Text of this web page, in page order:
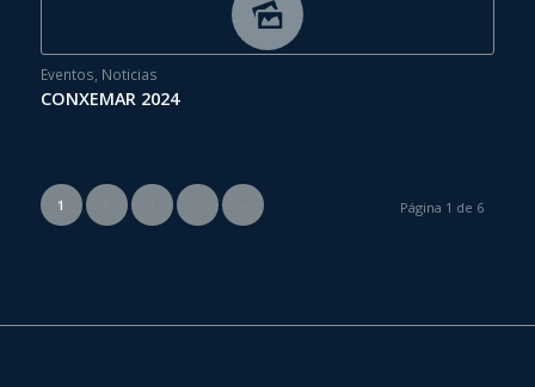
Eventos Noticias
CONXEMAR 2024
Página 1 de 6
1